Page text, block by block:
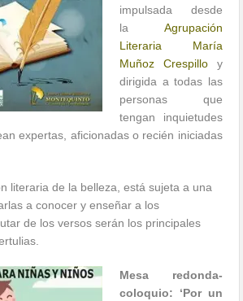
impulsada desde
la Agrupación
Literaria María
Muñoz Crespillo y
dirigida a todas las
personas que
tengan inquietudes
expertas, aficionadas o recién iniciadas
literaria de la belleza, está sujeta a una
a conocer y enseñar a los
de los versos serán los principales
Mesa redonda-
coloquio: ‘Por un